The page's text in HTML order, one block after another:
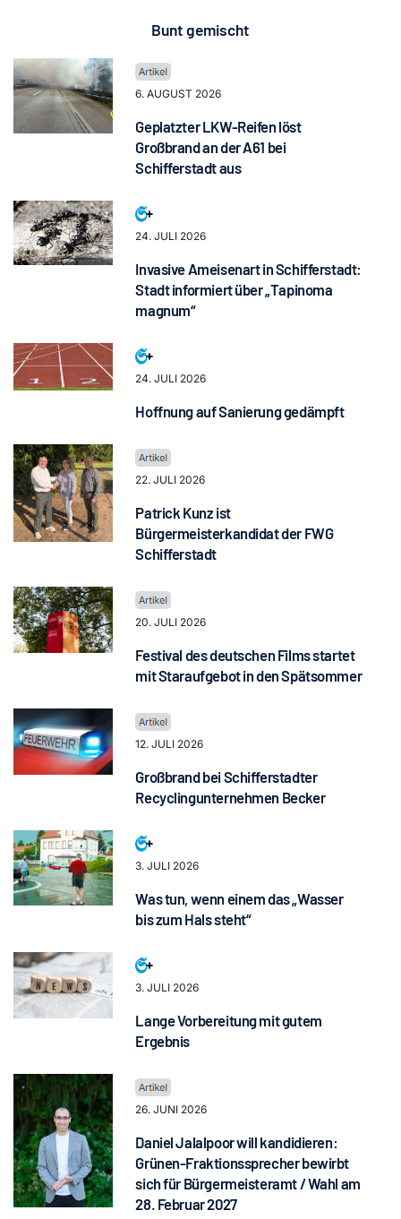
Bunt gemischt
6. AUGUST 2026
Geplatzter LKW-Reifen löst
Großbrand an der A61 bei
Schifferstadt aus
24. JULI 2026
Invasive Ameisenart in Schifferstadt:
Stadt informiert über „Tapinoma
magnum“
24. JULI 2026
Hoffnung auf Sanierung gedämpft
22. JULI 2026
Patrick Kunz ist
Bürgermeisterkandidat der FWG
Schifferstadt
20. JULI 2026
Festival des deutschen Films startet
mit Staraufgebot in den Spätsommer
12. JULI 2026
Großbrand bei Schifferstadter
Recyclingunternehmen Becker
3. JULI 2026
Was tun, wenn einem das „Wasser
bis zum Hals steht“
3. JULI 2026
Lange Vorbereitung mit gutem
Ergebnis
26. JUNI 2026
Daniel Jalalpoor will kandidieren:
Grünen-Fraktionssprecher bewirbt
sich für Bürgermeisteramt / Wahl am
28. Februar 2027